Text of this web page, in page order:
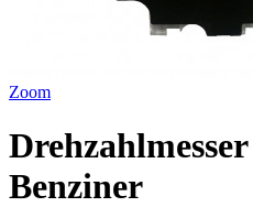
Zoom
Benziner